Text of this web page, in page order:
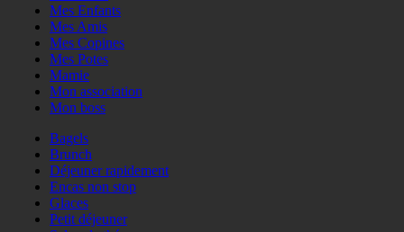
Mes Enfants
Mes Amis
Mes Copines
Mes Potes
Mamie
Mon association
Mon boss
Bagels
Brunch
Déjeuner rapidement
Encas non stop
Glaces
Petit déjeuner